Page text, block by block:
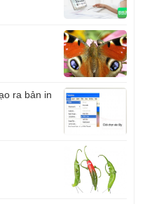
ra bản in